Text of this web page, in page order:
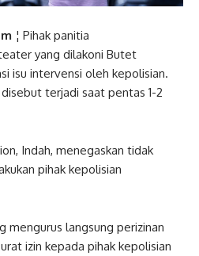
¦ Pihak panitia
yang dilakoni Butet
isu intervensi oleh kepolisian.
terjadi saat pentas 1-2
Indah, menegaskan tidak
pihak kepolisian
mengurus langsung perizinan
izin kepada pihak kepolisian